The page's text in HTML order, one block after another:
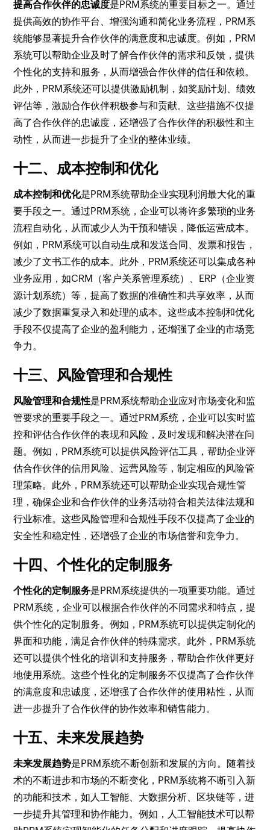
提高合作伙伴的忠诚度是PRM系统的重要目标之一。通过
提供高效的协作平台、增强沟通和简化业务流程，PRM系
统能够显著提升合作伙伴的满意度和忠诚度。例如，PRM
系统可以帮助企业及时了解合作伙伴的需求和反馈，提供
个性化的支持和服务，从而增强合作伙伴的信任和依赖。
此外，PRM系统还可以提供激励机制，如奖励计划、绩效
评估等，激励合作伙伴积极参与和贡献。这些措施不仅提
高了合作伙伴的忠诚度，还增强了合作伙伴的积极性和主
动性，从而进一步提升了企业的整体业绩。
十二、成本控制和优化
成本控制和优化是PRM系统帮助企业实现利润最大化的重
要手段之一。通过PRM系统，企业可以将许多繁琐的业务
流程自动化，从而减少人为干预和错误，降低运营成本。
例如，PRM系统可以自动生成和发送合同、发票和报告，
减少了文书工作的成本。此外，PRM系统还可以集成各种
业务应用，如CRM（客户关系管理系统）、ERP（企业资
源计划系统）等，提高了数据的准确性和共享效率，从而
减少了数据重复录入和处理的成本。这些成本控制和优化
手段不仅提高了企业的盈利能力，还增强了企业的市场竞
争力。
十三、风险管理和合规性
风险管理和合规性是PRM系统帮助企业应对市场变化和监
管要求的重要手段之一。通过PRM系统，企业可以实时监
控和评估合作伙伴的表现和风险，及时发现和解决潜在问
题。例如，PRM系统可以提供风险评估工具，帮助企业评
估合作伙伴的信用风险、运营风险等，制定相应的风险管
理策略。此外，PRM系统还可以帮助企业实现合规性管
理，确保企业和合作伙伴的业务活动符合相关法律法规和
行业标准。这些风险管理和合规性手段不仅提高了企业的
安全性和稳定性，还增强了企业的市场信誉和竞争力。
十四、个性化的定制服务
个性化的定制服务是PRM系统提供的一项重要功能。通过
PRM系统，企业可以根据合作伙伴的不同需求和特点，提
供个性化的定制服务。例如，PRM系统可以提供定制化的
界面和功能，满足合作伙伴的特殊需求。此外，PRM系统
还可以提供个性化的培训和支持服务，帮助合作伙伴更好
地使用系统。这些个性化的定制服务不仅提高了合作伙伴
的满意度和忠诚度，还增强了合作伙伴的使用粘性，从而
进一步提升了合作伙伴的协作效率和销售能力。
十五、未来发展趋势
未来发展趋势是PRM系统不断创新和发展的方向。随着技
术的不断进步和市场的不断变化，PRM系统将不断引入新
的功能和技术，如人工智能、大数据分析、区块链等，进
一步提升其管理和协作能力。例如，人工智能技术可以帮